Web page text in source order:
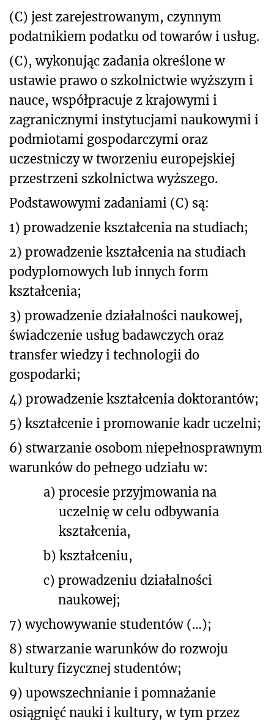
(C) jest zarejestrowanym, czynnym
podatnikiem podatku od towarów i usług.
(C), wykonując zadania określone w
ustawie prawo o szkolnictwie wyższym i
nauce, współpracuje z krajowymi i
zagranicznymi instytucjami naukowymi i
podmiotami gospodarczymi oraz
uczestniczy w tworzeniu europejskiej
przestrzeni szkolnictwa wyższego.
Podstawowymi zadaniami (C) są:
1) prowadzenie kształcenia na studiach;
2) prowadzenie kształcenia na studiach
podyplomowych lub innych form
kształcenia;
3) prowadzenie działalności naukowej,
świadczenie usług badawczych oraz
transfer wiedzy i technologii do
gospodarki;
4) prowadzenie kształcenia doktorantów;
5) kształcenie i promowanie kadr uczelni;
6) stwarzanie osobom niepełnosprawnym
warunków do pełnego udziału w:
a) procesie przyjmowania na
uczelnię w celu odbywania
kształcenia,
b) kształceniu,
c) prowadzeniu działalności
naukowej;
7) wychowywanie studentów (…);
8) stwarzanie warunków do rozwoju
kultury fizycznej studentów;
9) upowszechnianie i pomnażanie
osiągnięć nauki i kultury, w tym przez